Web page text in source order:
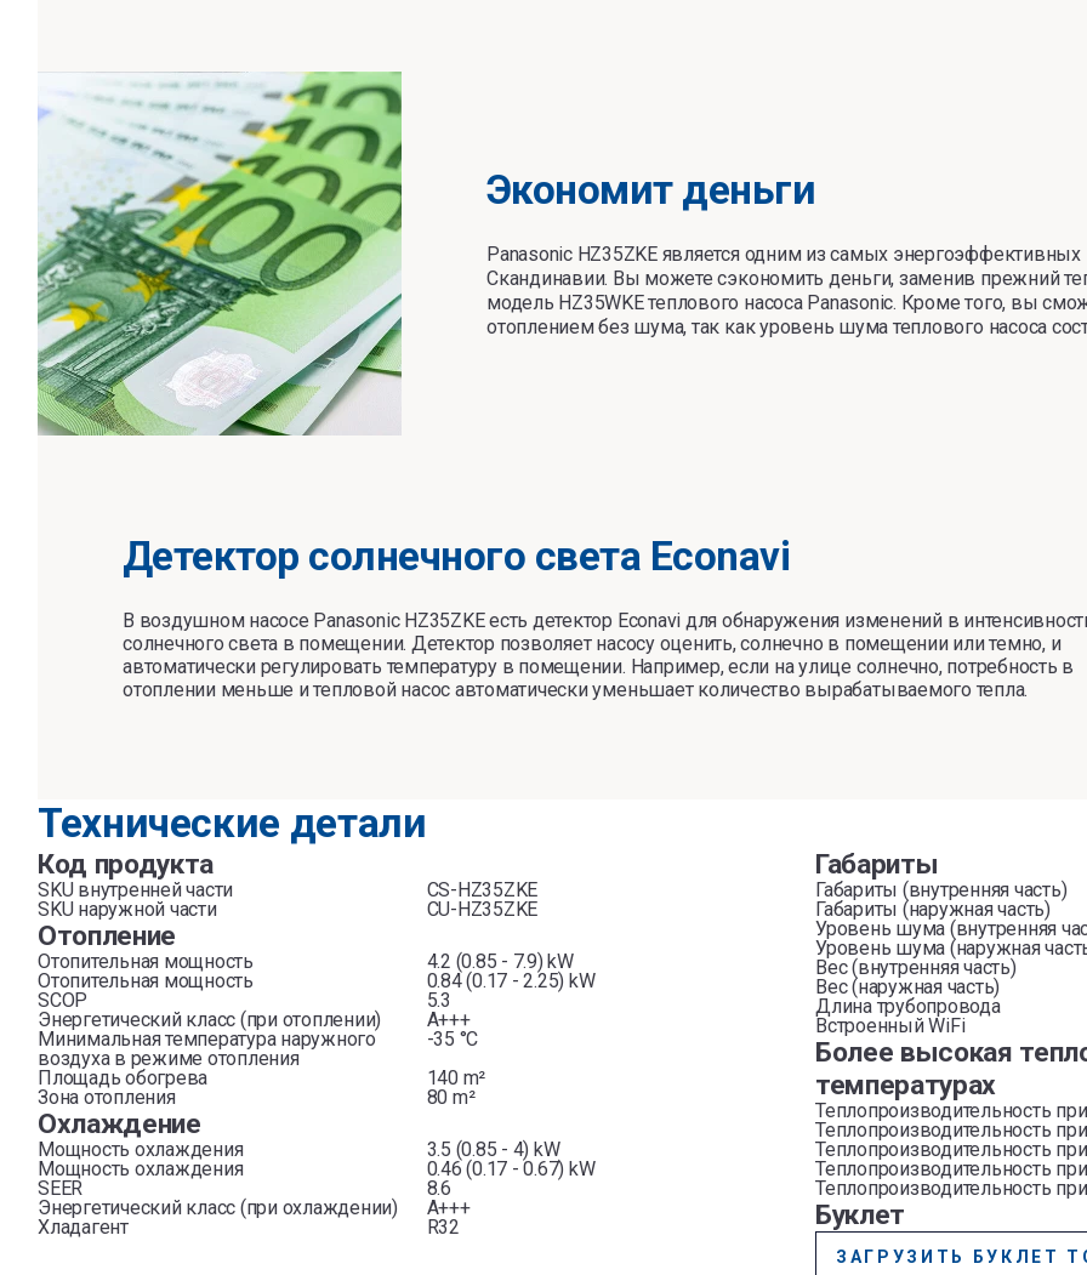
Экономит деньги
Panasonic HZ35ZKE является одним из самых
Скандинавии. Вы можете сэкономить деньги, заменив прежний
модель HZ35WKE теплового насоса Panasonic. Кроме того, вы
отоплением без шума, так как уровень шума теплового насоса
Детектор солнечного света Econavi
В воздушном насосе Panasonic HZ35ZKE есть детектор Econavi для обнаружения изменений в
солнечного света в помещении. Детектор позволяет насосу оценить, солнечно в помещении или темно, и
автоматически регулировать температуру в помещении. Например, если на улице солнечно, потребность в
отоплении меньше и тепловой насос автоматически уменьшает количество вырабатываемого тепла.
Технические детали
Код продукта
SKU внутренней части
CS-HZ35ZKE
SKU наружной части
CU-HZ35ZKE
Отопление
Отопительная мощность
4.2 (0.85 - 7.9) kW
Отопительная мощность
0.84 (0.17 - 2.25) kW
SCOP
5.3
Энергетический класс (при отоплении)
A+++
Минимальная температура наружного
воздуха в режиме отопления
-35 °C
Площадь обогрева
140 m²
Зона отопления
80 m²
Охлаждение
Мощность охлаждения
3.5 (0.85 - 4) kW
Мощность охлаждения
0.46 (0.17 - 0.67) kW
SEER
8.6
Энергетический класс (при охлаждении)
A+++
Хладагент
R32
Габариты
Габариты (внутренняя часть)
Габариты (наружная часть)
Уровень шума (внутренняя
Уровень шума (наружная
Вес (внутренняя часть)
Вес (наружная часть)
Длина трубопровода
Встроенный WiFi
Более высокая
температурах
Теплопроизводительность
Теплопроизводительность
Теплопроизводительность
Теплопроизводительность
Теплопроизводительность
Буклет
ЗАГРУЗИТЬ БУКЛЕТ